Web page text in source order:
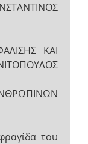
ΚΑΙ
του